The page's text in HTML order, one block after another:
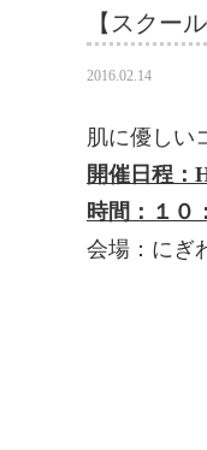
【スクー
2016.02.14
肌に優しい
開催日程：
時間：１０
会場：に